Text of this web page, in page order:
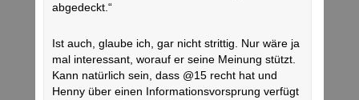
abgedeckt.“
Ist auch, glaube ich, gar nicht strittig. Nur wäre ja
mal interessant, worauf er seine Meinung stützt.
Kann natürlich sein, dass @15 recht hat und
Henny über einen Informationsvorsprung verfügt